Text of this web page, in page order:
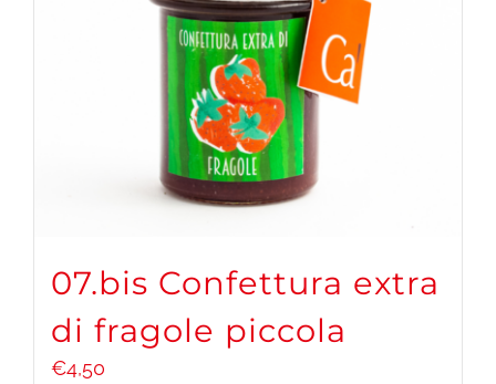
07.bis Confettura extra
di fragole piccola
€4,50